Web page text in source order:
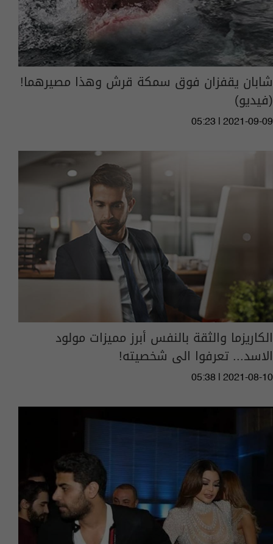
شابان يقفزان فوق سمكة قرش وهذا مصيرهما!
(فيديو)
05:23 | 2021-09-09
الكاريزما والثقة بالنفس أبرز مميزات مولود
الاسد... تعرفوا الى شخصيته!
05:38 | 2021-08-10